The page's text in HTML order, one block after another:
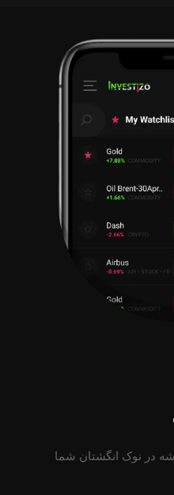
در نوک انگشتان شما